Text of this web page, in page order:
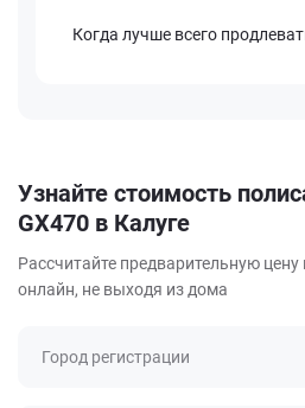
Когда лучше всего
Узнайте стоимость
GX470 в Калуге
Рассчитайте предварительную
онлайн, не выходя из дома
Город регистрации